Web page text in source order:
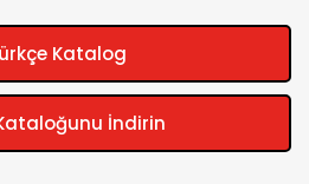
Katalog
İndirin